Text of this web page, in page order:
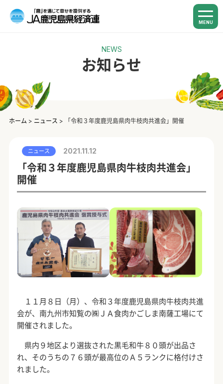
MENU
NEWS
お知らせ
ホーム > ニュース > 「令和３年度鹿児島県肉牛枝肉共進会」開催
ニュース 2021.11.12
「令和３年度鹿児島県肉牛枝肉共進会」
開催
１１月８日（月）、令和３年度鹿児島県肉牛枝肉共進
会が、南九州市知覧の㈱ＪＡ食肉かごしま南薩工場にて
開催されました。
県内９地区より選抜された黒毛和牛８０頭が出品さ
れ、そのうちの７６頭が最高位のＡ５ランクに格付けさ
れました。